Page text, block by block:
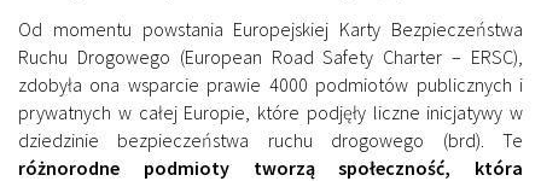
Od momentu powstania Europejskiej Karty Bezpieczeństwa
Ruchu Drogowego (European Road Safety Charter – ERSC),
zdobyła ona wsparcie prawie 4000 podmiotów publicznych i
prywatnych w całej Europie, które podjęły liczne inicjatywy w
dziedzinie bezpieczeństwa ruchu drogowego (brd). Te
różnorodne podmioty tworzą społeczność, która